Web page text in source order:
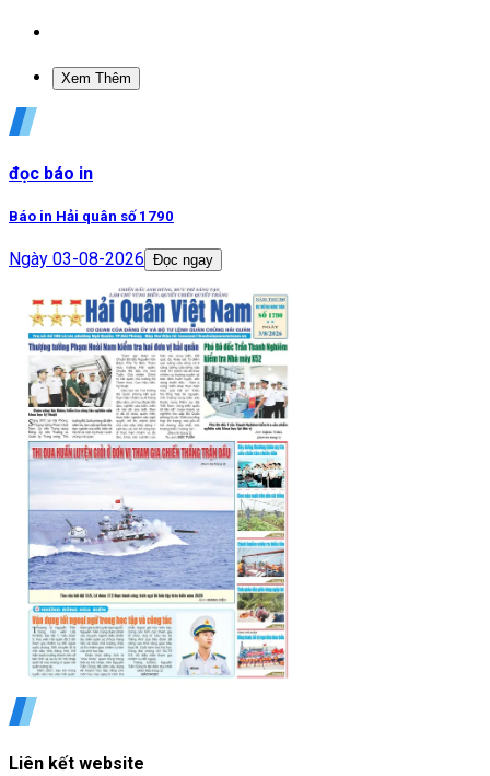
Xem Thêm
đọc báo in
Báo in Hải quân số 1790
Ngày 03-08-2026 Đọc ngay
Liên kết website